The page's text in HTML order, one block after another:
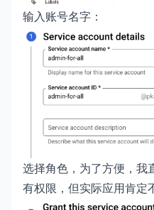
输入账号名字：
选择角色，为了方便，
有权限，但实际应用肯定